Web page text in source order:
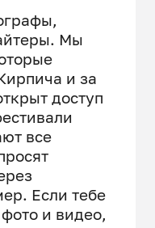
Мы
и за
доступ
все
Если тебе
и видео,